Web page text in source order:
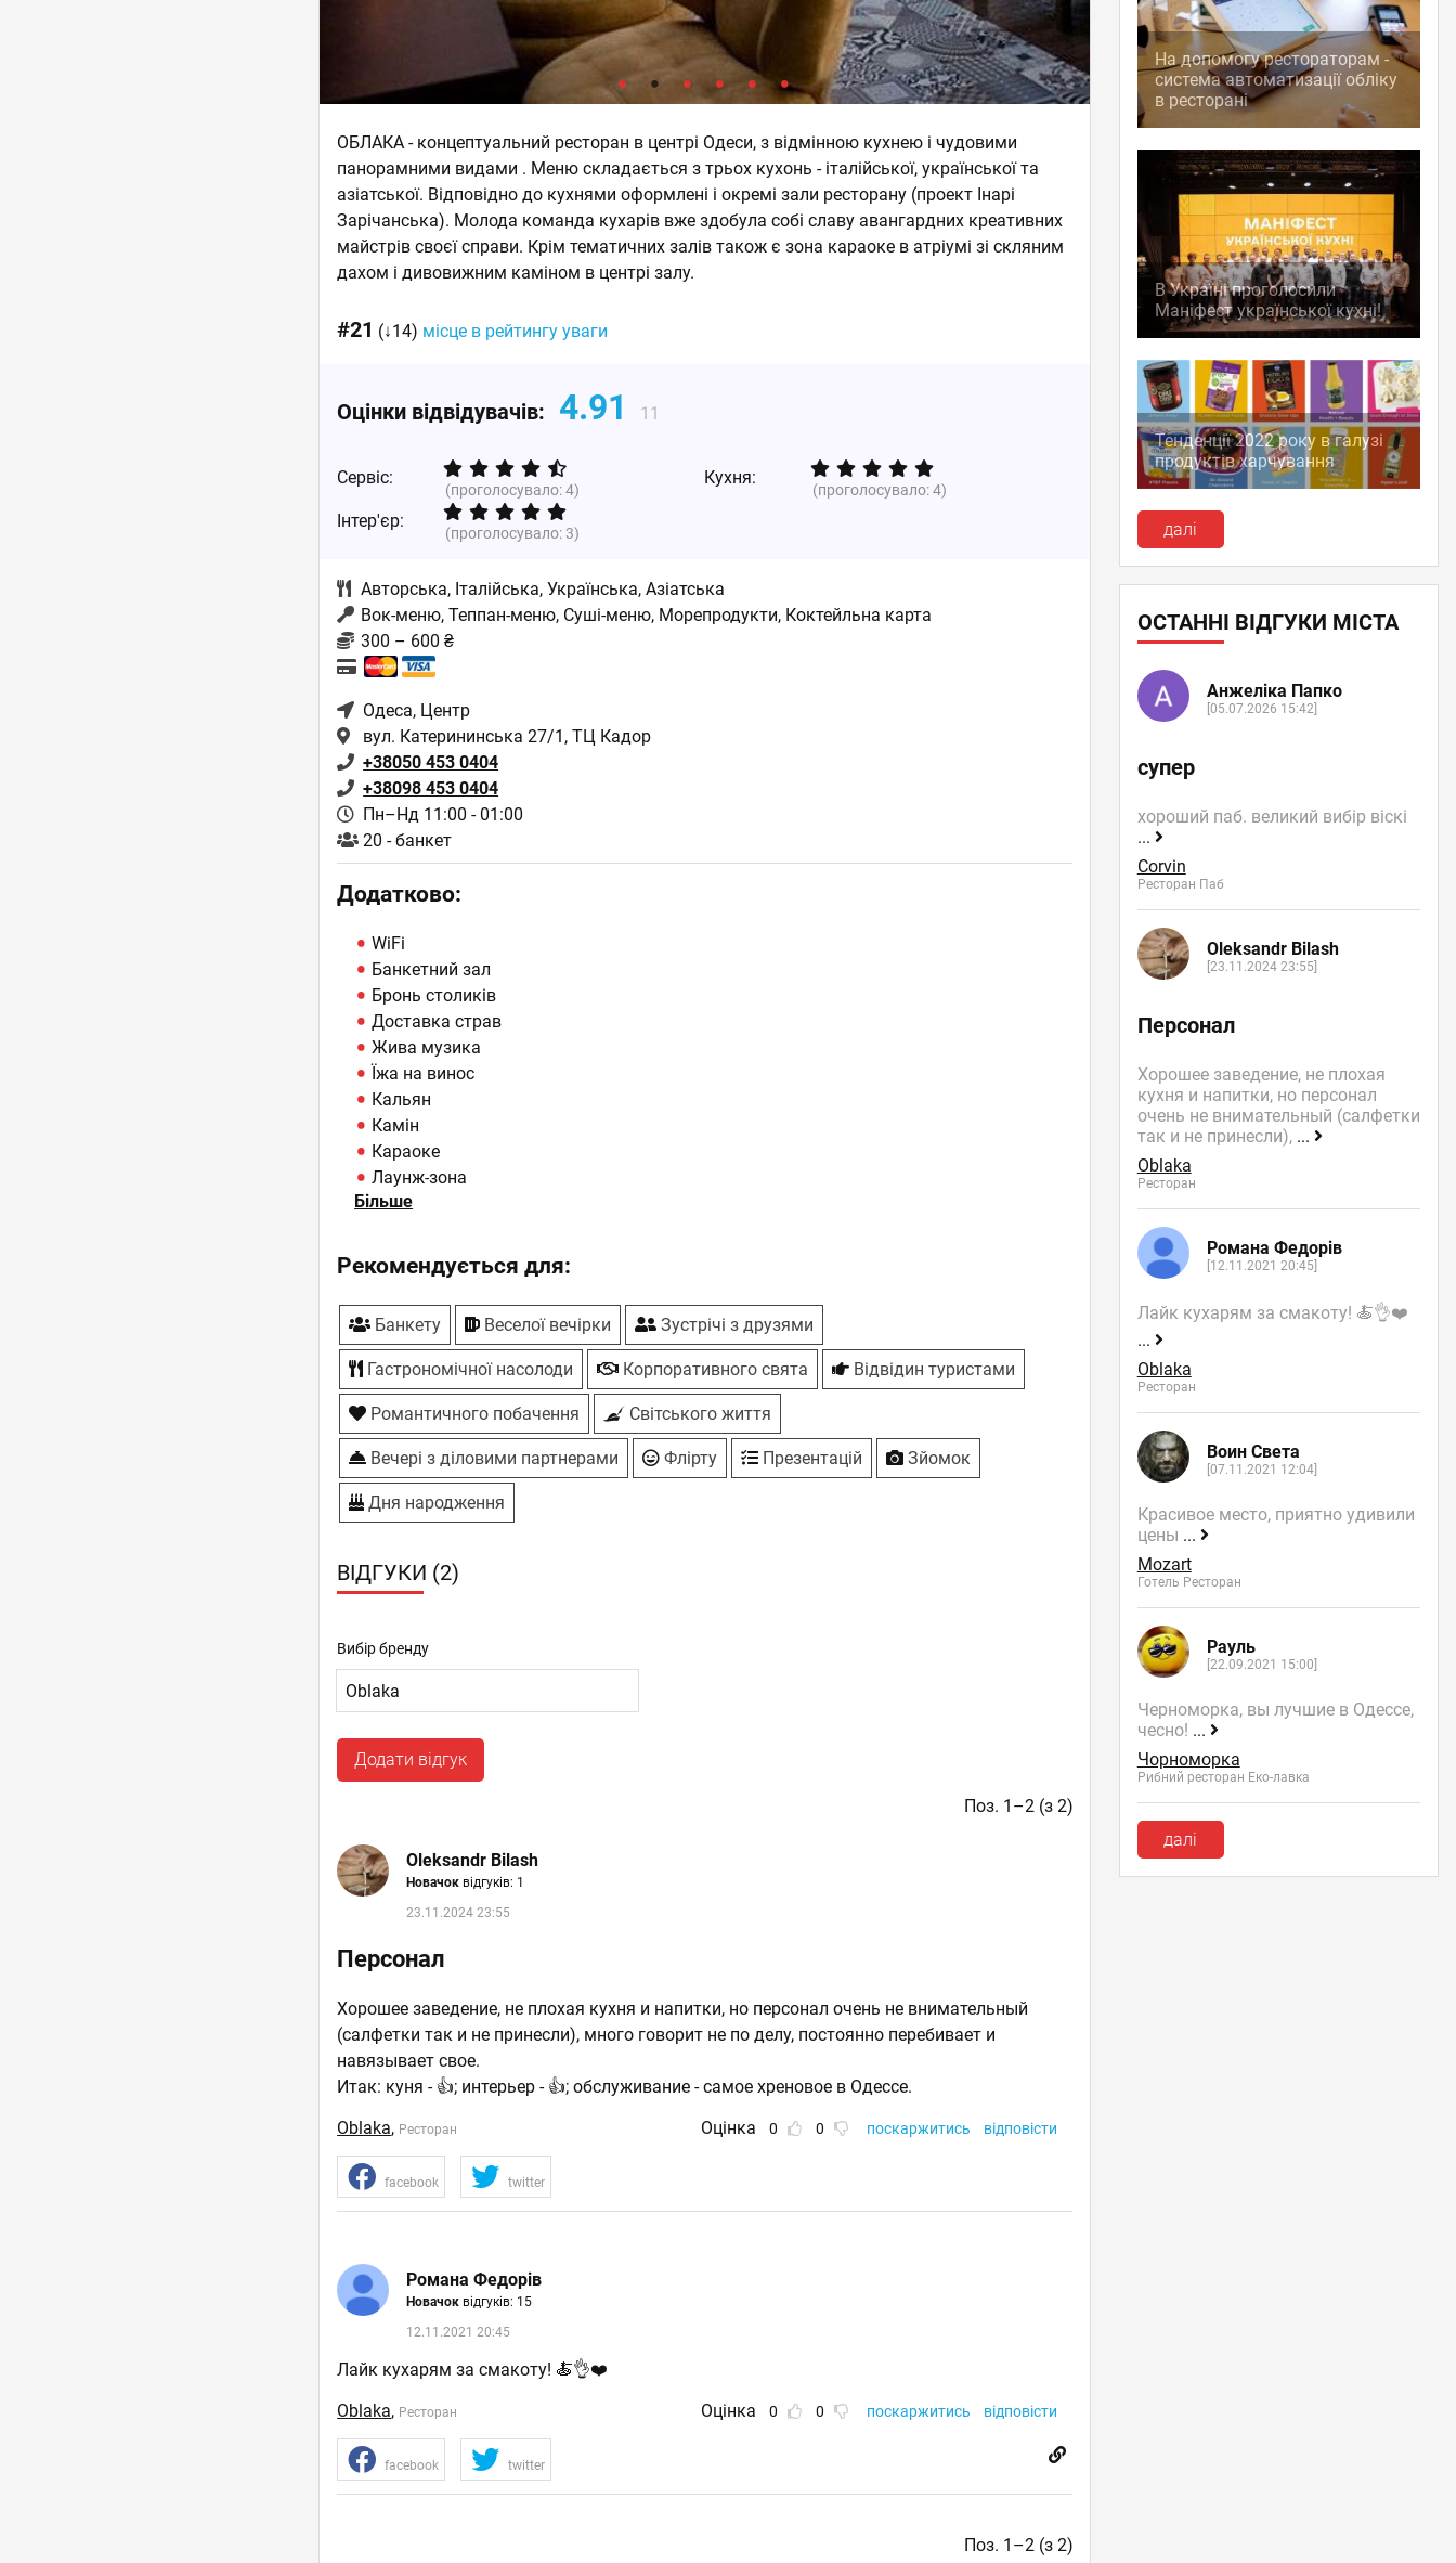
ОБЛАКА - концептуальний ресторан в центрі Одеси, з відмінною кухнею і чудовими
панорамними видами . Меню складається з трьох кухонь - італійської, української та
азіатської. Відповідно до кухнями оформлені і окремі зали ресторану (проект Інарі
Зарічанська). Молода команда кухарів вже здобула собі славу авангардних креативних
майстрів своєї справи. Крім тематичних залів також є зона караоке в атріумі зі скляним
дахом і дивовижним каміном в центрі залу.
#21 (↓14) місце в рейтингу уваги
Оцінки відвідувачів: 4.91 11
Сервіс:
(проголосувало:4)
Кухня:
(проголосувало:4)
Інтер'єр:
(проголосувало:3)
Авторська, Італійська,Українська,Азіатська
Вок-меню, Теппан-меню, Суші-меню, Морепродукти, Коктейльна карта
300 – 600 ₴
Одеса, Центр
вул. Катерининська 27/1, ТЦ Кадор
+38050 453 0404
+38098 453 0404
Пн–Нд 11:00 - 01:00
20 - банкет
Додатково:
WiFi
Банкетний зал
Бронь столиків
Доставка страв
Жива музика
Їжа на винос
Кальян
Камін
Караоке
Лаунж-зона
Панорамний вид
Більше
Рекомендується для:
Банкету Веселої вечірки Зустрічі з друзями
Гастрономічної насолоди Корпоративного свята Відвідин туристами
Романтичного побачення Світського життя
Вечері з діловими партнерами Флірту Презентацій Зйомок
Дня народження
ВІДГУКИ (2)
Вибір бренду
Додати відгук
Поз. 1–2 (з 2)
Oleksandr Bilash
Новачок відгуків: 1
23.11.2024 23:55
Персонал
Хорошее заведение, не плохая кухня и напитки, но персонал очень не внимательный
(салфетки так и не принесли), много говорит не по делу, постоянно перебивает и
навязывает свое.
Итак: куня - 👍; интерьер - 👍; обслуживание - самое хреновое в Одессе.
Oblaka, Ресторан Оцінка 0 0 поскаржитись відповісти
facebook twitter
Романа Федорів
Новачок відгуків: 15
12.11.2021 20:45
Лайк кухарям за смакоту! 🍝👌❤️
Oblaka, Ресторан Оцінка 0 0 поскаржитись відповісти
facebook twitter
Поз. 1–2 (з 2)
На допомогу рестораторам -
система автоматизації обліку
в ресторані
В Україні проголосили
Маніфест української кухні!
Тенденції 2022 року в галузі
продуктів харчування
далі
ОСТАННІ ВІДГУКИ МІСТА
Анжеліка Папко
[05.07.2026 15:42]
супер
хороший паб. великий вибір віскі
...
Corvin
Ресторан Паб
Oleksandr Bilash
[23.11.2024 23:55]
Персонал
Хорошее заведение, не плохая
кухня и напитки, но персонал
очень не внимательный (салфетки
так и не принесли), ...
Oblaka
Ресторан
Романа Федорів
[12.11.2021 20:45]
Лайк кухарям за смакоту! 🍝👌❤️
...
Oblaka
Ресторан
Воин Света
[07.11.2021 12:04]
Красивое место, приятно удивили
цены ...
Mozart
Готель Ресторан
Рауль
[22.09.2021 15:00]
Черноморка, вы лучшие в Одессе,
чесно! ...
Чорноморка
Рибний ресторан Еко-лавка
далі